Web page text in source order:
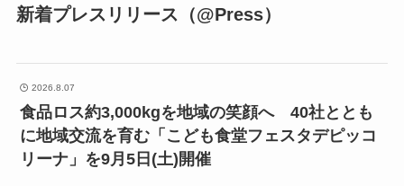
新着プレスリリース（@Press）
2026.8.07
食品ロス約3,000kgを地域の笑顔へ 40社ととも
に地域交流を育む「こども食堂フェスタデピッコ
リーナ」を9月5日(土)開催